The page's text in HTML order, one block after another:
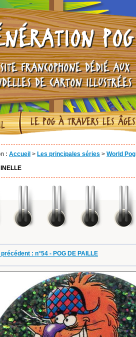
POG
FRANCOPHONE DÉDIÉ AUX
DE CARTON ILLUSTRÉES
LE POG À TRAVERS LES ÂGES
: Accueil > Les principales séries > World
: n°54 - POG DE PAILLE